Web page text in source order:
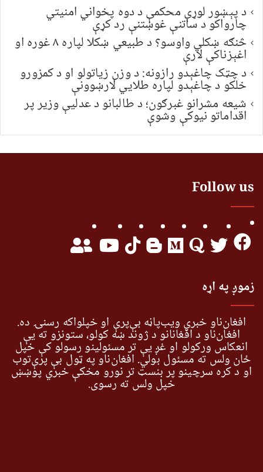
د پېښور لوړې محکمې د دوه پخواني امنیتي
چارواکو د ساتنې غوښتنې رد کړې
څنګه ښکلي واوسو؟ د طبیعي ښکلا لپاره ۸ غوره او
اغېزناکې لارې
د چټک چاغېدو رازونه: د وزن زیاتولو او د کمزورو
خلکو د چاغېدو لپاره طلایي لارښوونې
شیعه مشرانو غبرګون؛ د طالبانو د عدلیې وزیر پر
اقداماتو نیوکې وشوې
Follow us
زموږ په اړه
افغان‌ناو خبري ویب‌پاڼه بې‌پرې او خپلواکه رسنۍ ده.
افغان‌ناو د افغانانو د ژوند ښه کولو، ستونزو ته یې
انعکاس ورکولو او غږ یې تر مسئولینو رسولو کې خپل
ځان ولس ته مسئول بولي. افغان‌ناو په ټول بې پرې‌توب
او د کره سرچینو پر بنسټ تر نورو مخکې خبري پوښښ
خپل ولس ته رسوي.